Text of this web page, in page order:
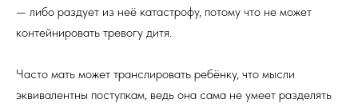
— либо раздует из неё катастрофу, потому что не может
контейнировать тревогу дитя.
Часто мать может транслировать ребёнку, что мысли
эквивалентны поступкам, ведь она сама не умеет разделять